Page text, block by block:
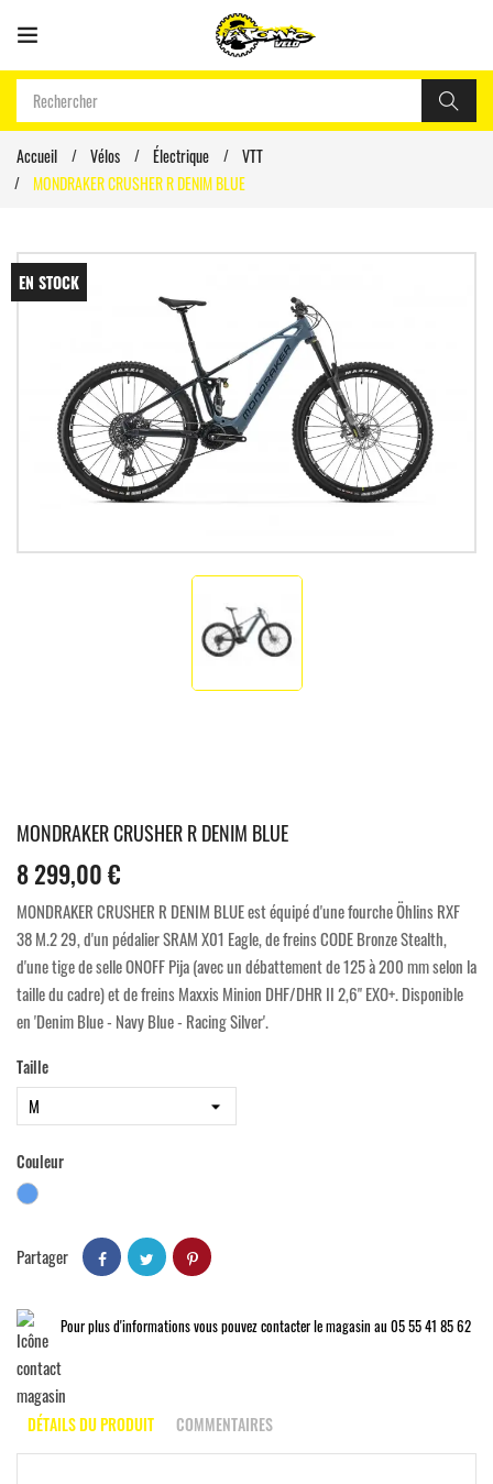
Accueil Vélos Électrique
VTT
MONDRAKER CRUSHER R DENIM BLUE
EN STOCK
MONDRAKER CRUSHER R DENIM BLUE
8 299,00 €
MONDRAKER CRUSHER R DENIM BLUE est équipé d'une fourche Öhlins RXF
38 M.2 29, d'un pédalier SRAM X01 Eagle, de freins CODE Bronze Stealth,
d'une tige de selle ONOFF Pija (avec un débattement de 125 à 200 mm selon la
taille du cadre) et de freins Maxxis Minion DHF/DHR II 2,6" EXO+. Disponible
en 'Denim Blue - Navy Blue - Racing Silver'.
Taille
Couleur
Bleu
Partager
Pour plus d'informations vous pouvez contacter le magasin au 05 55 41 85 62
DÉTAILS DU PRODUIT COMMENTAIRES